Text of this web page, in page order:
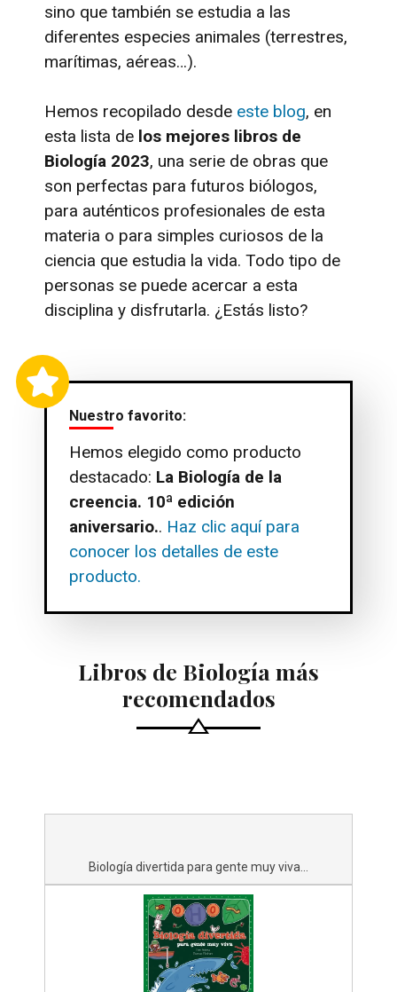
sino que también se estudia a las
diferentes especies animales (terrestres,
marítimas, aéreas…).
Hemos recopilado desde este blog, en
esta lista de los mejores libros de
Biología 2023, una serie de obras que
son perfectas para futuros biólogos,
para auténticos profesionales de esta
materia o para simples curiosos de la
ciencia que estudia la vida. Todo tipo de
personas se puede acercar a esta
disciplina y disfrutarla. ¿Estás listo?
Nuestro favorito:
Hemos elegido como producto
destacado: La Biología de la
creencia. 10ª edición
aniversario.. Haz clic aquí para
conocer los detalles de este
producto.
Libros de Biología más
recomendados
Biología divertida para gente muy viva...